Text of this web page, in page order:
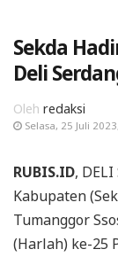
Sekda
Deli
Oleh redaksi
Selasa, 25 Juli
RUBIS.ID,
Kabupaten
Tumanggor
(Harlah) ke-25